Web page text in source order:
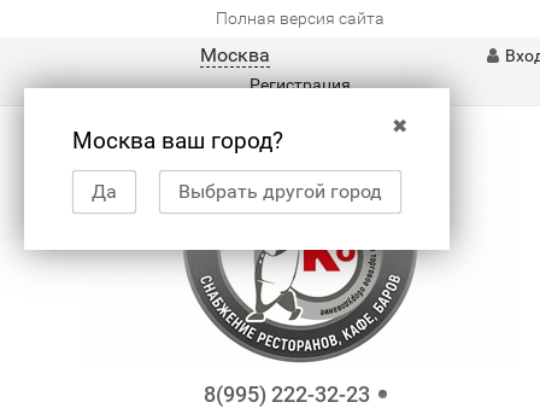
Полная версия сайта
Москва
✖
Москва ваш город?
Да Выбрать другой город
Регистрация
8(995) 222-32-23